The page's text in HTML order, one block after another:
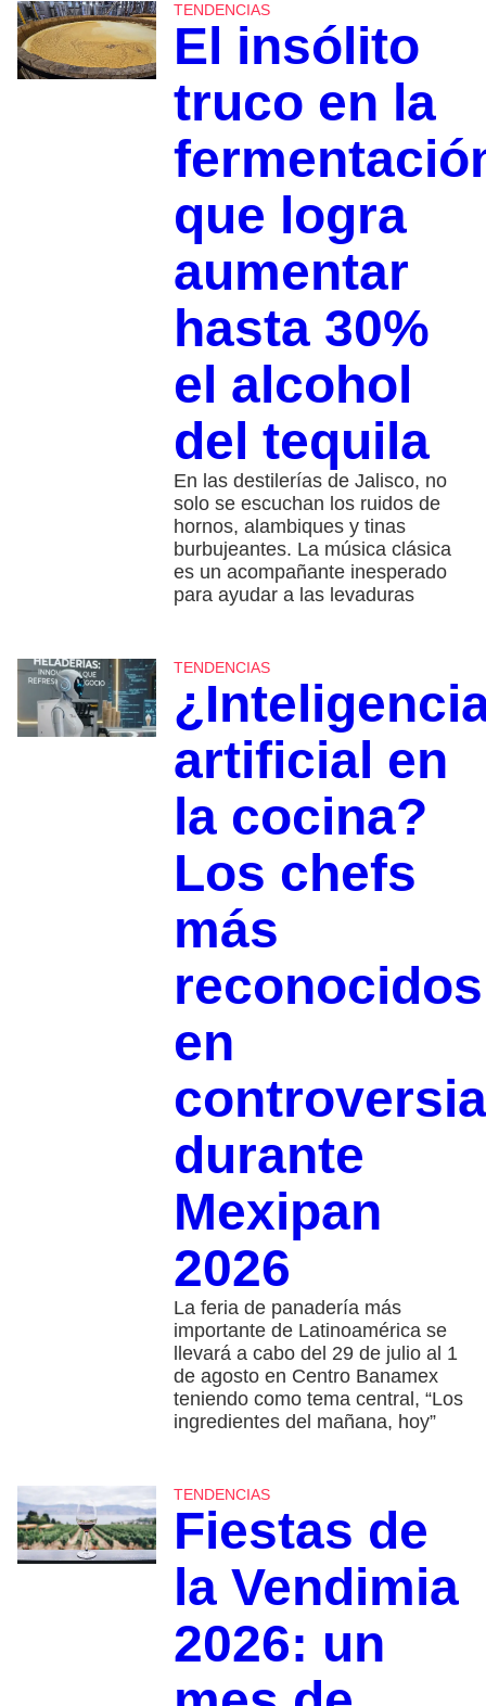
TENDENCIAS
El insólito
truco en la
que logra
aumentar
hasta 30%
el alcohol
del tequila
En las destilerías de Jalisco, no
solo se escuchan los ruidos de
hornos, alambiques y tinas
burbujeantes. La música clásica
es un acompañante inesperado
para ayudar a las levaduras
TENDENCIAS
artificial en
la cocina?
Los chefs
más
reconocidos
en
controversia
durante
Mexipan
2026
La feria de panadería más
importante de Latinoamérica se
llevará a cabo del 29 de julio al 1
de agosto en Centro Banamex
teniendo como tema central, “Los
ingredientes del mañana, hoy”
TENDENCIAS
Fiestas de
la Vendimia
2026: un